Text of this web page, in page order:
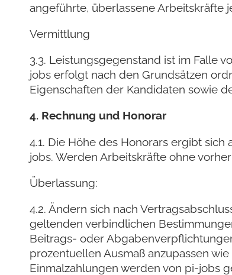
angeführte, überlassene Arbeitskräfte
Vermittlung
3.3. Leistungsgegenstand ist im Falle
jobs erfolgt nach den Grundsätzen
Eigenschaften der Kandidaten sowie
4. Rechnung und Honorar
4.1. Die Höhe des Honorars ergibt
jobs. Werden Arbeitskräfte ohne
Überlassung:
4.2. Ändern sich nach
geltenden verbindlichen
Beitrags- oder
prozentuellen Ausmaß anzupassen
Einmalzahlungen werden von pi-jobs